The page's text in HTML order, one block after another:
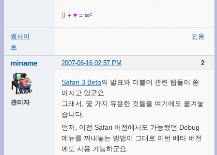
 + ♥= ∞²
웹사이
트
인용
2
miname 2007-06-16 02:57 PM
관리자
Safari 3 Beta의 발표와 더불어 관련 팁들이 쏟
아지고 있군요.
그래서, 몇 가지 유용한 것들을 여기에도 옮겨놓
습니다.
먼저, 이전 Safari 버전에서도 가능했던 Debug
메뉴를 꺼내놓는 방법이 그대로 이번 베타 버전
에도 사용 가능하군요.